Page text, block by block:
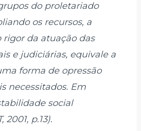
do proletariado
os recursos, a
rigor da atuação das
e judiciárias, equivale a
forma de opressão
necessitados. Em
social
2001, p.13).